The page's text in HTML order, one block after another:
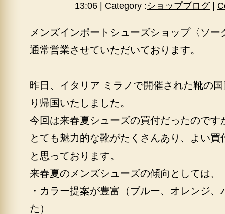
13:06 | Category :ショップブログ|
メンズインポートシューズショップ〈ソー
通常営業させていただいております。
昨日、イタリア ミラノで開催された靴の
り帰国いたしました。
今回は来春夏シューズの買付だったのです
とても魅力的な靴がたくさんあり、よい
と思っております。
来春夏のメンズシューズの傾向としては、
・カラー提案が豊富（ブルー、オレンジ
た）